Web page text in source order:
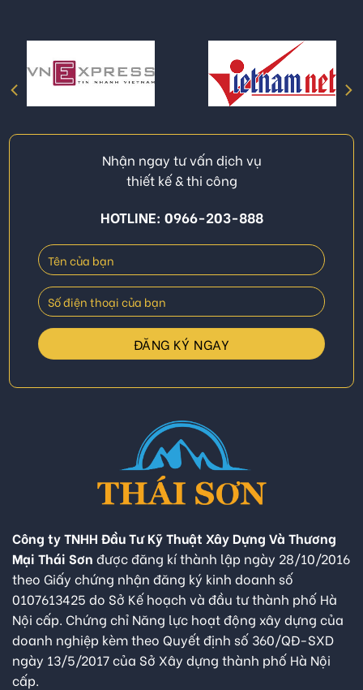
Nhận ngay tư vấn dịch vụ
thiết kế & thi công
HOTLINE: 0966-203-888
Công ty TNHH Đầu Tư Kỹ Thuật Xây Dựng Và Thương
Mại Thái Sơn được đăng kí thành lập ngày 28/10/2016
theo Giấy chứng nhận đăng ký kinh doanh số
0107613425 do Sở Kế hoạch và đầu tư thành phố Hà
Nội cấp. Chứng chỉ Năng lực hoạt động xây dựng của
doanh nghiệp kèm theo Quyết định số 360/QĐ-SXD
ngày 13/5/2017 của Sở Xây dựng thành phố Hà Nội
cấp.